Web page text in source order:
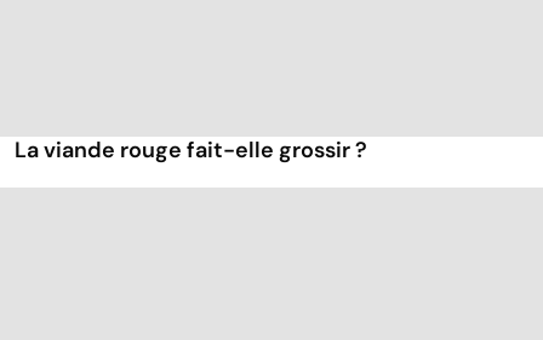
La viande rouge fait-elle grossir ?